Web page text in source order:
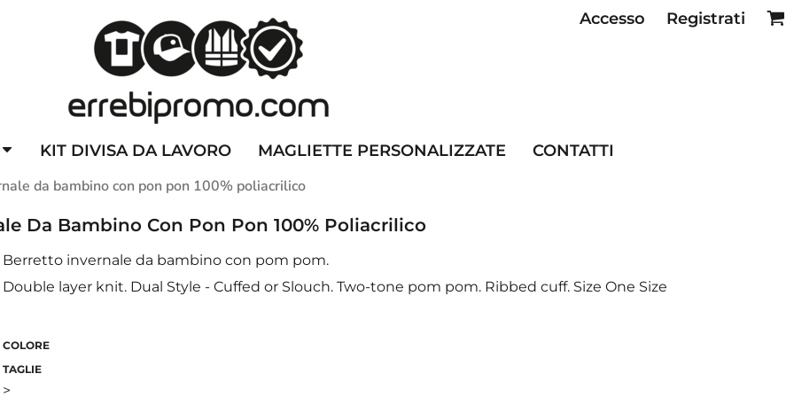
Accesso Registrati
KIT DIVISA DA LAVORO MAGLIETTE PERSONALIZZATE CONTATTI
da bambino con pon pon 100% poliacrilico
Da Bambino Con Pon Pon 100% Poliacrilico
Berretto invernale da bambino con pom pom.
Double layer knit. Dual Style - Cuffed or Slouch. Two-tone pom pom. Ribbed cuff. Size One Size
COLORE
TAGLIE
>
CAPPELLINI PERSONALIZZATI ALTA VISIBILITA'